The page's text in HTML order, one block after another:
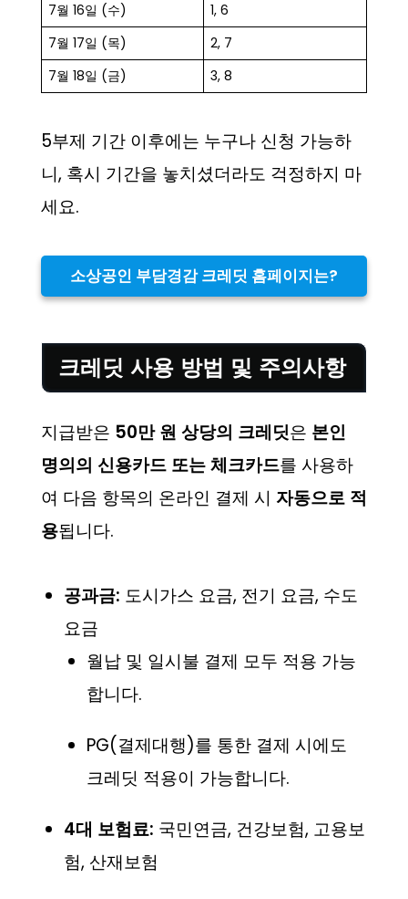
7월 16일 (수)
1, 6
7월 17일 (목)
2, 7
7월 18일 (금)
3, 8
5부제 기간 이후에는 누구나 신청 가능하
니, 혹시 기간을 놓치셨더라도 걱정하지 마
세요.
소상공인 부담경감 크레딧 홈페이지는?
크레딧 사용 방법 및 주의사항
지급받은 50만 원 상당의 크레딧은 본인
명의의 신용카드 또는 체크카드를 사용하
여 다음 항목의 온라인 결제 시 자동으로 적
용됩니다.
공과금: 도시가스 요금, 전기 요금, 수도
요금
월납 및 일시불 결제 모두 적용 가능
합니다.
PG(결제대행)를 통한 결제 시에도
크레딧 적용이 가능합니다.
4대 보험료: 국민연금, 건강보험, 고용보
험, 산재보험